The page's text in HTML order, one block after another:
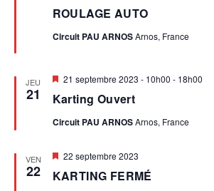
ROULAGE AUTO
avant
Circuit PAU ARNOSArnos, France
JEU
21 Karting Ouvert
Mis
avant
21 septembre 2023 - 10h00 - 18h00
Circuit PAU ARNOSArnos, France
VEN
22 KARTING FERMÉ
Mis
avant
22 septembre 2023